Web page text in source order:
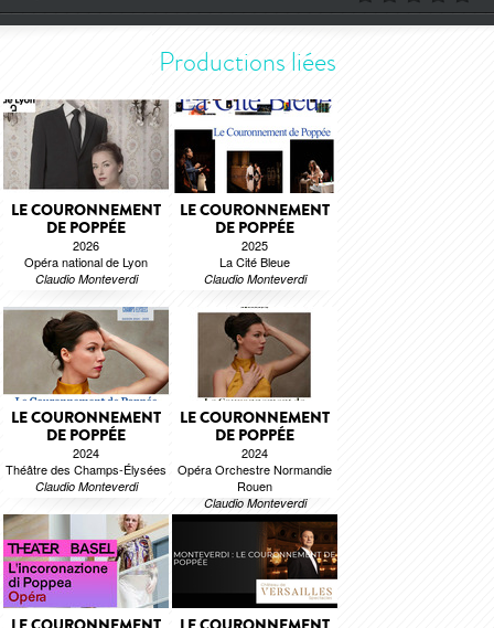
Productions liées
LE COURONNEMENT
DE POPPÉE
2026
Opéra national de Lyon
Claudio Monteverdi
LE COURONNEMENT
DE POPPÉE
2025
La Cité Bleue
Claudio Monteverdi
LE COURONNEMENT
DE POPPÉE
2024
Théâtre des Champs-Élysées
Claudio Monteverdi
LE COURONNEMENT
DE POPPÉE
2024
Opéra Orchestre Normandie
Rouen
Claudio Monteverdi